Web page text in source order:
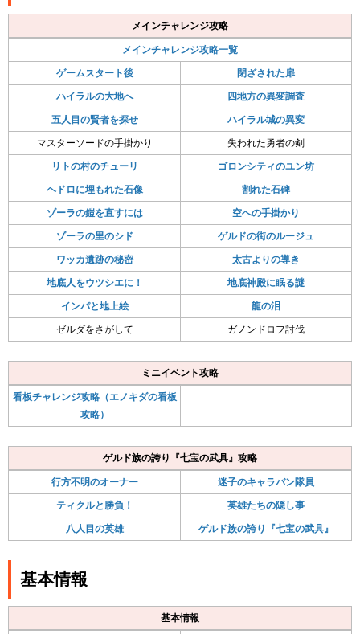
メインチャレンジ攻略
メインチャレンジ攻略一覧
ゲームスタート後
閉ざされた扉
ハイラルの大地へ
四地方の異変調査
五人目の賢者を探せ
ハイラル城の異変
マスターソードの手掛かり
失われた勇者の剣
リトの村のチューリ
ゴロンシティのユン坊
ヘドロに埋もれた石像
割れた石碑
ゾーラの鎧を直すには
空への手掛かり
ゾーラの里のシド
ゲルドの街のルージュ
ワッカ遺跡の秘密
太古よりの導き
地底人をウツシエに！
地底神殿に眠る謎
インパと地上絵
龍の泪
ゼルダをさがして
ガノンドロフ討伐
ミニイベント攻略
看板チャレンジ攻略（エノキダの看板
攻略）
ゲルド族の誇り『七宝の武具』攻略
行方不明のオーナー
迷子のキャラバン隊員
ティクルと勝負！
英雄たちの隠し事
八人目の英雄
ゲルド族の誇り『七宝の武具』
基本情報
基本情報